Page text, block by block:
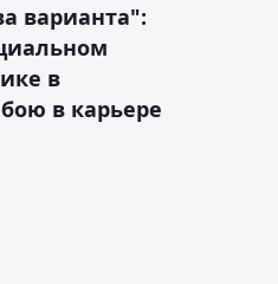
варианта":
в
в карьере